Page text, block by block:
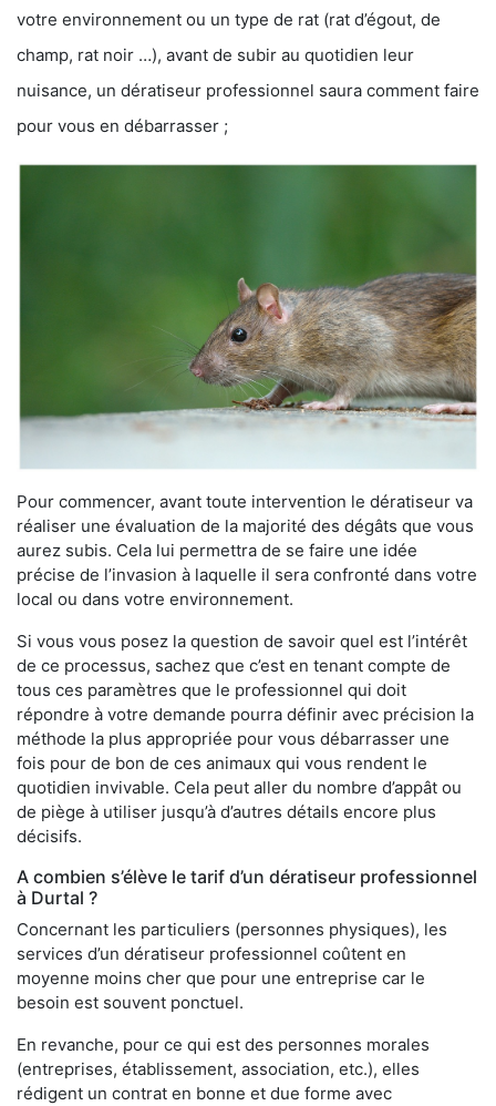
votre environnement ou un type de rat (rat d’égout, de
champ, rat noir …), avant de subir au quotidien leur
nuisance, un dératiseur professionnel saura comment faire
pour vous en débarrasser ;
Pour commencer, avant toute intervention le dératiseur va
réaliser une évaluation de la majorité des dégâts que vous
aurez subis. Cela lui permettra de se faire une idée
précise de l’invasion à laquelle il sera confronté dans votre
local ou dans votre environnement.
Si vous vous posez la question de savoir quel est l’intérêt
de ce processus, sachez que c’est en tenant compte de
tous ces paramètres que le professionnel qui doit
répondre à votre demande pourra définir avec précision la
méthode la plus appropriée pour vous débarrasser une
fois pour de bon de ces animaux qui vous rendent le
quotidien invivable. Cela peut aller du nombre d’appât ou
de piège à utiliser jusqu’à d’autres détails encore plus
décisifs.
A combien s’élève le tarif d’un dératiseur professionnel
à Durtal ?
Concernant les particuliers (personnes physiques), les
services d’un dératiseur professionnel coûtent en
moyenne moins cher que pour une entreprise car le
besoin est souvent ponctuel.
En revanche, pour ce qui est des personnes morales
(entreprises, établissement, association, etc.), elles
rédigent un contrat en bonne et due forme avec